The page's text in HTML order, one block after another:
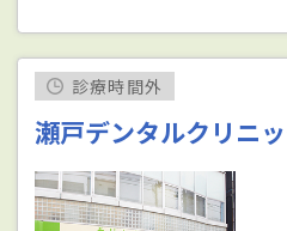
診療時間外
瀬戸デンタルクリニ